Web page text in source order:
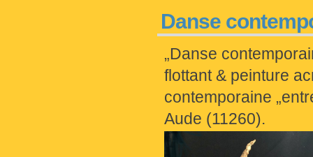
Danse
„Danse
flottant & peinture
contemporaine
Aude (11260).